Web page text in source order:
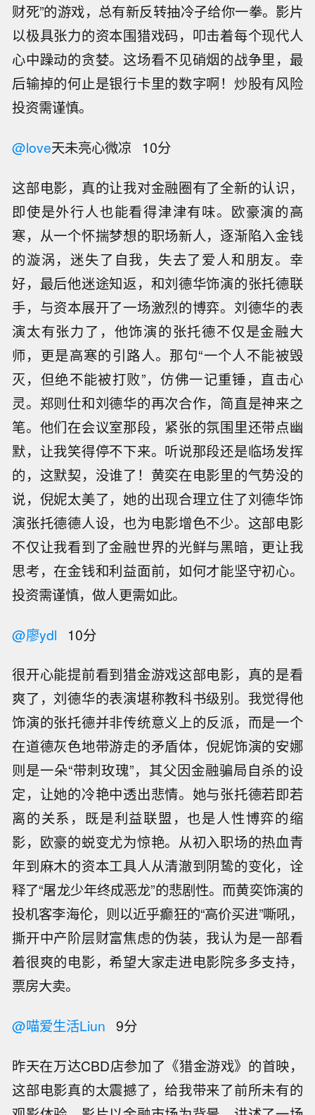
财死”的游戏，总有新反转抽冷子给你一拳。影片
以极具张力的资本围猎戏码，叩击着每个现代人
心中躁动的贪婪。这场看不见硝烟的战争里，最
后输掉的何止是银行卡里的数字啊！炒股有风险
投资需谨慎。
@love天未亮心微凉 10分
这部电影，真的让我对金融圈有了全新的认识，
即使是外行人也能看得津津有味。欧豪演的高
寒，从一个怀揣梦想的职场新人，逐渐陷入金钱
的漩涡，迷失了自我，失去了爱人和朋友。幸
好，最后他迷途知返，和刘德华饰演的张托德联
手，与资本展开了一场激烈的博弈。刘德华的表
演太有张力了，他饰演的张托德不仅是金融大
师，更是高寒的引路人。那句“一个人不能被毁
灭，但绝不能被打败”，仿佛一记重锤，直击心
灵。郑则仕和刘德华的再次合作，简直是神来之
笔。他们在会议室那段，紧张的氛围里还带点幽
默，让我笑得停不下来。听说那段还是临场发挥
的，这默契，没谁了！黄奕在电影里的气势没的
说，倪妮太美了，她的出现合理立住了刘德华饰
演张托德德人设，也为电影增色不少。这部电影
不仅让我看到了金融世界的光鲜与黑暗，更让我
思考，在金钱和利益面前，如何才能坚守初心。
投资需谨慎，做人更需如此。
@廖ydl 10分
很开心能提前看到猎金游戏这部电影，真的是看
爽了，刘德华的表演堪称教科书级别。我觉得他
饰演的张托德并非传统意义上的反派，而是一个
在道德灰色地带游走的矛盾体，倪妮饰演的安娜
则是一朵“带刺玫瑰”，其父因金融骗局自杀的设
定，让她的冷艳中透出悲情。她与张托德若即若
离的关系，既是利益联盟，也是人性博弈的缩
影，欧豪的蜕变尤为惊艳。从初入职场的热血青
年到麻木的资本工具人从清澈到阴鸷的变化，诠
释了“屠龙少年终成恶龙”的悲剧性。而黄奕饰演的
投机客李海伦，则以近乎癫狂的“高价买进”嘶吼，
撕开中产阶层财富焦虑的伪装，我认为是一部看
着很爽的电影，希望大家走进电影院多多支持，
票房大卖。
@喵爱生活Liun 9分
昨天在万达CBD店参加了《猎金游戏》的首映，
这部电影真的太震撼了，给我带来了前所未有的